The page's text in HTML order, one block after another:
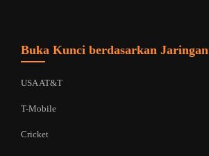
Buka Kunci berdasarkan Jaringan
USA AT&T
T-Mobile
Cricket